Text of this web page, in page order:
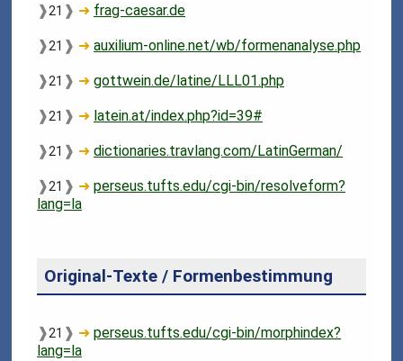
❱21 ❱ ➜ frag-caesar.de
❱21 ❱ ➜auxilium-online.net/wb/formenanalyse.php
❱21 ❱ ➜gottwein.de/latine/LLL01.php
❱21 ❱ ➜ latein.at/index.php?id=39#
❱21 ❱ ➜dictionaries.travlang.com/LatinGerman/
❱21 ❱ ➜perseus.tufts.edu/cgi-bin/resolveform?
lang=la
Original-Texte / Formenbestimmung
❱21 ❱ ➜perseus.tufts.edu/cgi-bin/morphindex?
lang=la